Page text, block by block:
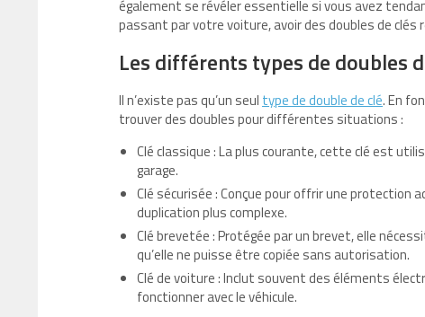
également se révéler essentielle si vous avez
passant par votre voiture, avoir des doubles de
Les différents types de doubles
Il n’existe pas qu’un seul type de double de clé. En
trouver des doubles pour différentes situations :
Clé classique : La plus courante, cette clé est
garage.
Clé sécurisée : Conçue pour offrir une protection
duplication plus complexe.
Clé brevetée : Protégée par un brevet, elle
qu’elle ne puisse être copiée sans autorisation.
Clé de voiture : Inclut souvent des éléments
fonctionner avec le véhicule.